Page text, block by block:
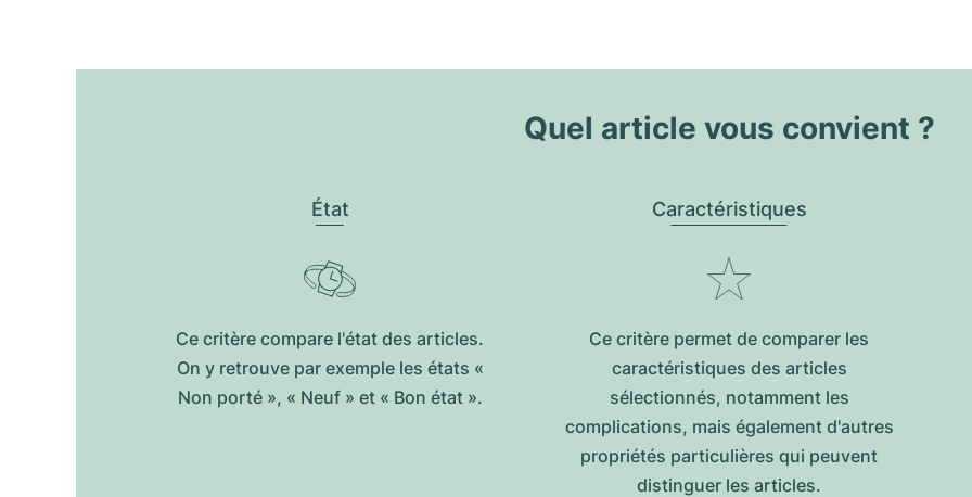
Quel article vous convient ?
État
Ce critère compare l'état des articles.
On y retrouve par exemple les états «
Non porté », « Neuf » et « Bon état ».
Caractéristiques
Ce critère permet de comparer les
caractéristiques des articles
sélectionnés, notamment les
complications, mais également d'autres
propriétés particulières qui peuvent
distinguer les articles.